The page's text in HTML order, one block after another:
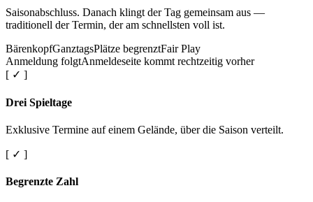
Saisonabschluss. Danach klingt der Tag gemeinsam aus —
traditionell der Termin, der am schnellsten voll ist.
BärenkopfGanztagsPlätze begrenztFair Play
Anmeldung folgtAnmeldeseite kommt rechtzeitig vorher
[ ✓ ]
Drei Spieltage
Exklusive Termine auf einem Gelände, über die Saison verteilt.
[ ✓ ]
Begrenzte Zahl